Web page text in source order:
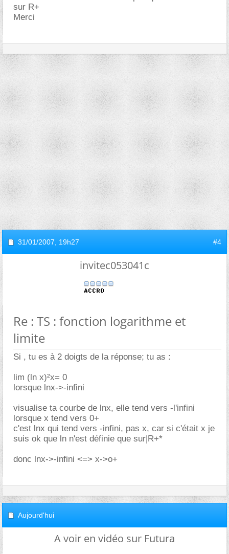
sur R+
Merci
31/01/2007, 19h27 #4
invitec053041c
Re : TS : fonction logarithme et
limite
Si , tu es à 2 doigts de la réponse; tu as :
lim (ln x)²x= 0
lorsque lnx->-infini
visualise ta courbe de lnx, elle tend vers -l'infini
lorsque x tend vers 0+
c'est lnx qui tend vers -infini, pas x, car si c'était x je
suis ok que ln n'est définie que sur|R+*
donc lnx->-infini <=> x->o+
Aujourd'hui
A voir en vidéo sur Futura